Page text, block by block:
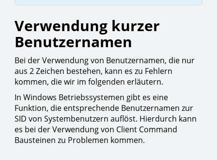
Verwendung kurzer
Benutzernamen
Bei der Verwendung von Benutzernamen, die nur
aus 2 Zeichen bestehen, kann es zu Fehlern
kommen, die wir im folgenden erläutern.
In Windows Betriebssystemen gibt es eine
Funktion, die entsprechende Benutzernamen zur
SID von Systembenutzern auflöst. Hierdurch kann
es bei der Verwendung von Client Command
Bausteinen zu Problemen kommen.